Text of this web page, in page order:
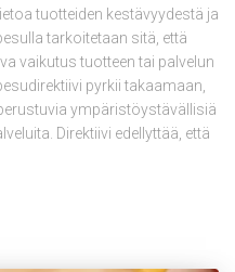
tuotteiden kestävyydestä ja
tarkoitetaan sitä, että
vaikutus tuotteen tai palvelun
pyrkii takaamaan,
ympäristöystävällisiä
Direktiivi edellyttää, että